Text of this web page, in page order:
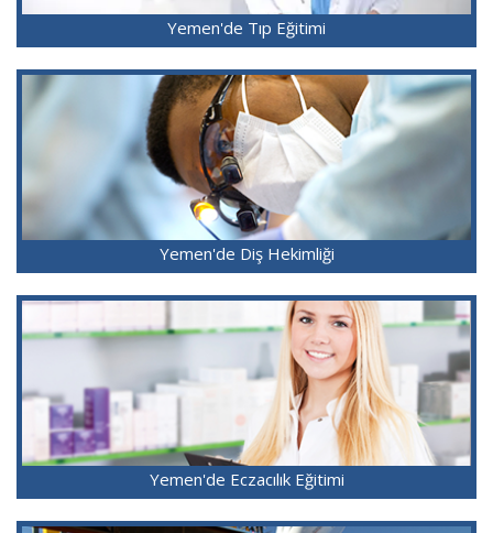
Yemen'de Tıp Eğitimi
Yemen'de Diş Hekimliği
Yemen'de Eczacılık Eğitimi